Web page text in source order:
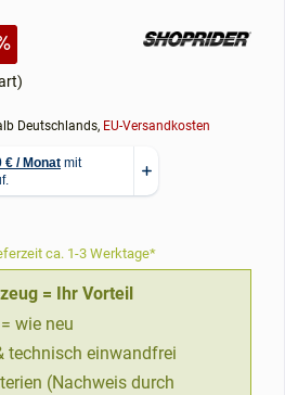
Deutschlands, EU-Versandkosten
ca. 1-3 Werktage*
= Ihr Vorteil
wie neu
technisch einwandfrei
(Nachweis durch